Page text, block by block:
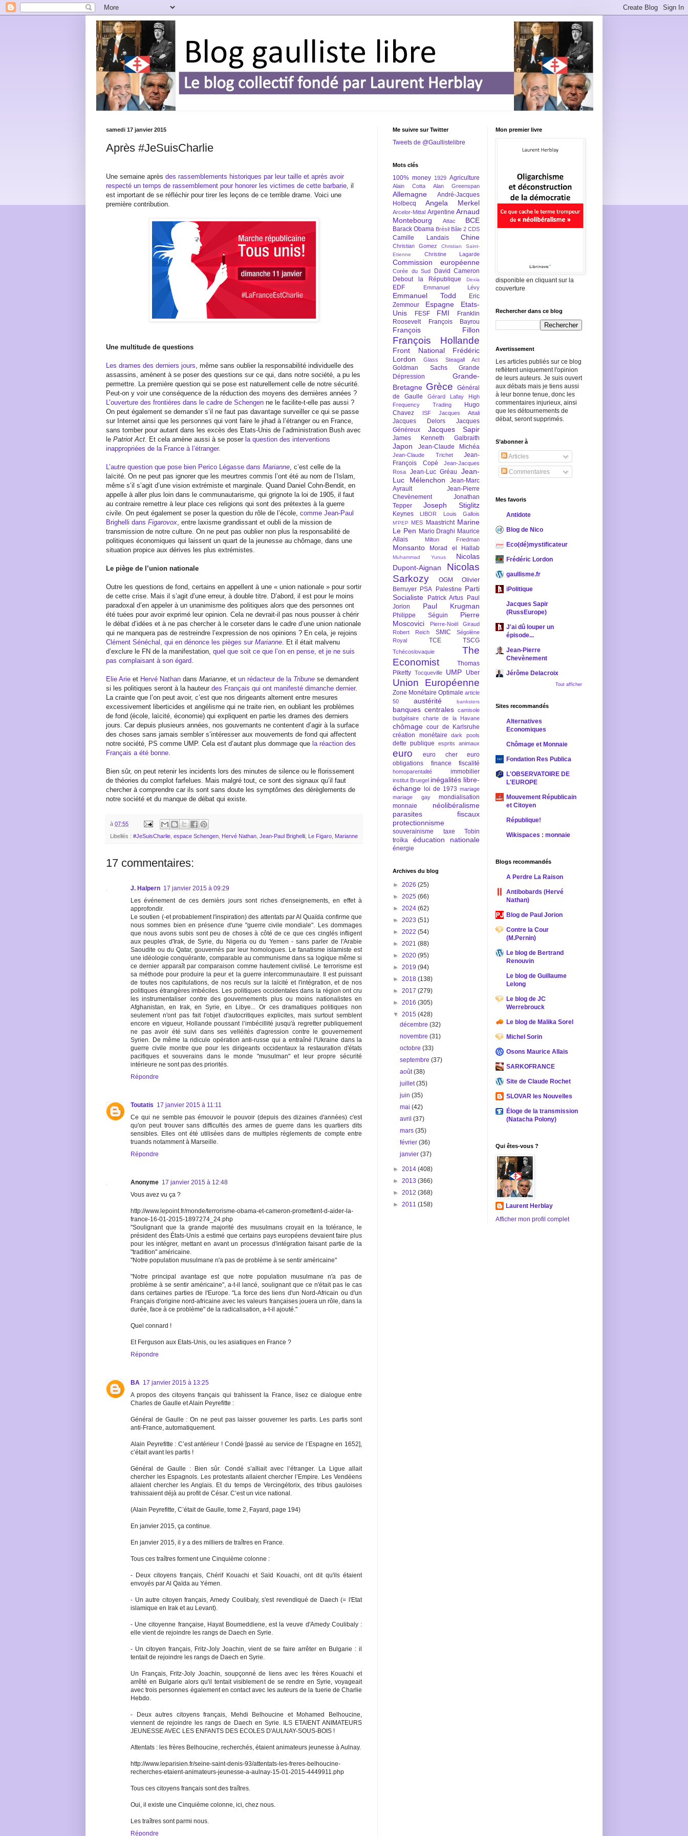
samedi 17 janvier 2015
Après #JeSuisCharlie
Une semaine après des rassemblements historiques par leur taille et après avoir
respecté un temps de rassemblement pour honorer les victimes de cette barbarie , il
est important de se réfléchir pour tirer les leçons de ce terrible drame. Voici une
première contribution.
Une multitude de questions
Les drames des derniers jours , même sans oublier la responsabilité individuelle des
assassins, amènent à se poser des questions sur ce qui, dans notre société, a pu les
permettre. La première question qui se pose est naturellement celle de notre sécurité.
Peut-on y voir une conséquence de la réduction des moyens des dernières années ?
L’ouverture des frontières dans le cadre de Schengen ne le facilite-t-elle pas aussi ?
On peut également se demander s’il ne faut pas davantage surveiller ce qui se passe
sur Internet ainsi que les personnes qui vont faire le jihad à l’étranger ou en France,
sans tomber pour autant dans les excès des Etats-Unis de l’administration Bush avec
le Patriot Act . Et cela amène aussi à se poser la question des interventions
inappropriées de la France à l’étranger.
L’autre question que pose bien Perico Légasse dans Marianne , c’est celle de la
laïcité. On ne peut pas ignorer que les meurtres commis l’ont été au nom de l’Islam,
même s’il s’agit d’une vision extrémiste et marginale. Quand Daniel Cohn-Bendit, en
appelle à aller plus loin dans le communautarisme, qui grignote la loi de 1905, il faut
au contraire remettre à leur place ces religions qui sont des prétextes à la guerre
civile. On peut également se poser la question du rôle de l’école, comme Jean-Paul
Brighelli dans Figarovox , entre laxisme grandissant et oubli de la mission de
transmission de notre culture. On ne peut pas oublier non plus la responsabilité de
politiques économiques qui laissent un quart de la jeunesse au chômage, dans une
situation propice aux dérives les plus extrémistes.
Le piège de l’union nationale
Outre les questions de fond, certains en appellent à une « union nationale » pour sortir
de cette crise. Mais il s’agit d’une erreur, à double titre. D’abord, il est pour le moins
paradoxal d’en appeler à un unanimisme des politiques alors que des personnes ont
été tuées pour avoir exprimé leur opinion. Cela ne devrait-il pas nous pousser à chérir
le débat d’idées et à ne pas chercher à le corseter dans le cadre d’une union nationale
qui ne manquera pas de restreindre l’expression de nos opinions ? En cela, je rejoins
Clément Sénéchal, qui en dénonce les pièges sur Marianne . Et il était malvenu
d’exclure le FN de la manifestation, quel que soit ce que l’on en pense, et je ne suis
pas complaisant à son égard
Elie Arie et Hervé Nathan dans Marianne , et un rédacteur de la Tribune se demandent
si les politiques seront à la hauteur des Français qui ont manifesté dimanche dernier.
La crainte que l’on peut avoir, c’est que nos dirigeants alternent entre mesures
excessivement liberticides et angélisme qui ne traite rien, en oubliant les problèmes
de fond (école, laïcité, économie) qui expliquent en partie les drames des derniers
jours. Car depuis plusieurs années, nos gouvernants ne contentent d’agir à la surface
des choses sans jamais sembler s’intéresser aux mouvements de fond qui affectent
notre société, PS comme UMP. Cela est d’autant plus dommage que la réaction des
Français a été bonne
Bien sûr, on peut retenir les incidents lors des minutes de silence ou le florissement
de théories du complot farfelues. Mais malgré tout, ce sont des signaux qu’il faut
chercher à comprendre car ils sont sans doute les symptômes des dérèglements de
notre société et du manque de débat qui existe.
à 07:55
Libellés : #JeSuisCharlie espace Schengen Hervé Nathan Jean-Paul Brighelli Le Figaro Marianne
17 commentaires:
J. Halpern 17 janvier 2015 à 09:29
Les événement de ces dernièrs jours sont riches d'enseignements, en effet à
approfondir.
Le soutien (-et probablement l'inspiration) des attentats par Al Quaïda confirme que
nous sommes bien en présence d'une "guerre civile mondiale". Les dommages
que nous avons subis sont peu de choses à côté de ce que ces cinglés infligent
aux peuples d'Irak, de Syrie, du Nigeria ou du Yemen - sans parler de l'Arabie
Saoudite ou du Qatar, gouvernés par leur homologues. Le fanatisme islamiste est
une idéologie conquérante, comparable au communisme dans sa logique même si
ce dernier apparaît par comparaison comme hautement civilisé. Le terrorisme est
sa méthode pour produire la peur et la guerre intercommunautaire. Il est puissant
de toutes nos capitulations, de nos reculs sur la laïcité et l'intégration, et de nos
politiques étrangères imbéciles. Les politiques occidentales dans la région ont cru
les instrumentaliser contre des gouvernements plus ou moins nationalistes en
Afghanistan, en Irak, en Syrie, en Libye... Or ces dramatiques politiques non
seulement n'ont pas fait l'objet d'autocritiques explicites, mais surtout semblent
encore en vigueur, Hollande poussant l’imbécillité jusqu'à regretter publiquement
ne pas avoir été suivi dans ses velléités d'agression contre le gouvernement
Syrien. De même la ridicule opération anti-russe qui a entraîné l'Ukraine dans la
guerre civile montre que pour les dirigeants occidentaux la restauration d'états
pacifiques et souverains dans le monde "musulman" et leur propre sécurité
intérieure ne sont pas des priorités.
Répondre
Toutatis 17 janvier 2015 à 11:11
Ce qui ne semble pas émouvoir le pouvoir (depuis des dizaines d'années) c'est
qu'on peut trouver sans difficultés des armes de guerre dans les quartiers dits
sensibles. Elles ont été utilisées dans de multiples règlements de compte entre
truands notamment à Marseille.
Répondre
Anonyme 17 janvier 2015 à 12:48
Vous avez vu ça ?
http://www.lepoint.fr/monde/terrorisme-obama-et-cameron-promettent-d-aider-la-
france-16-01-2015-1897274_24.php
"Soulignant que la grande majorité des musulmans croyait en la tolérance, le
président des États-Unis a estimé que certains pays européens devaient faire plus
pour les intégrer, mettant en avant un processus d'intégration faisant partie de la
"tradition" américaine.
"Notre population musulmane n'a pas de problème à se sentir américaine"
"Notre principal avantage est que notre population musulmane n'a pas de
problème à se sentir américaine", a-t-il lancé, soulignant que ce n'était pas le cas
dans certaines parties de l'Europe. "La force des liens d'un Nord-Africain ou d'un
Français d'origine nord-africaine avec les valeurs françaises jouera un rôle, dans la
durée, face à ce problème" de la radicalisation, a-t-il ajouté."
Quel connard !
Et Ferguson aux Etats-Unis, ou les asiatiques en France ?
Répondre
BA 17 janvier 2015 à 13:25
A propos des citoyens français qui trahissent la France, lisez ce dialogue entre
Charles de Gaulle et Alain Peyrefitte :
Général de Gaulle : On ne peut pas laisser gouverner les partis. Les partis sont
anti-France, automatiquement.
Alain Peyrefitte : C’est antérieur ! Condé [passé au service de l’Espagne en 1652],
c’était avant les partis !
Général de Gaulle : Bien sûr. Condé s’alliait avec l’étranger. La Ligue allait
chercher les Espagnols. Les protestants allaient chercher l’Empire. Les Vendéens
allaient chercher les Anglais. Et du temps de Vercingétorix, des tribus gauloises
trahissaient déjà au profit de César. C’est un vice national.
(Alain Peyrefitte, C’était de Gaulle, tome 2, Fayard, page 194)
En janvier 2015, ça continue.
En janvier 2015, il y a des milliers de traîtres en France.
Tous ces traîtres forment une Cinquième colonne :
- Deux citoyens français, Chérif Kouachi et Saïd Kouachi, ont dit qu'ils étaient
envoyés par Al Qaïda au Yémen.
- Un autre citoyen français, Amedy Coulibaly, s'est revendiqué de Daech (= l'Etat
islamique en Irak et au Levant).
- Une citoyenne française, Hayat Boumeddiene, est la veuve d'Amedy Coulibaly :
elle vient de rejoindre les rangs de Daech en Syrie.
- Un citoyen français, Fritz-Joly Joachin, vient de se faire arrêter en Bulgarie : il
tentait de rejoindre les rangs de Daech en Syrie.
Un Français, Fritz-Joly Joachin, soupçonné de liens avec les frères Kouachi et
arrêté en Bulgarie alors qu'il tentait visiblement de se rendre en Syrie, voyageait
avec trois personnes également en contact avec les auteurs de la tuerie de Charlie
Hebdo.
- Deux autres citoyens français, Mehdi Belhoucine et Mohamed Belhoucine,
viennent de rejoindre les rangs de Daech en Syrie. ILS ETAIENT ANIMATEURS
JEUNESSE AVEC LES ENFANTS DES ECOLES D'AULNAY-SOUS-BOIS !
Attentats : les frères Belhoucine, recherchés, étaient animateurs jeunesse à Aulnay.
http://www.leparisien.fr/seine-saint-denis-93/attentats-les-freres-belhoucine-
recherches-etaient-animateurs-jeunesse-a-aulnay-15-01-2015-4449911.php
Tous ces citoyens français sont des traîtres.
Oui, il existe une Cinquième colonne, ici, chez nous.
Les traîtres sont parmi nous.
Répondre
Me suivre sur Twitter
Tweets de @Gaullistelibre
Mots clés
100% money 1929 Agriculture
Alain Cotta Alan Greenspan
Allemagne
André-Jacques
Holbecq
Angela Merkel
Arcelor-Mittal Argentine Arnaud
Montebourg
Attac BCE
Barack Obama Brésil Bâle 2 CDS
Camille Landais Chine
Christian Gomez
Christian Saint-
Etienne
Christine Lagarde
Commission européenne
Corée du Sud
David Cameron
Debout la République
Dexia
EDF Emmanuel Lévy
Emmanuel Todd
Eric
Zemmour
Espagne
Etats-
Unis
FESF FMI
Franklin
Roosevelt
François Bayrou
François Fillon
François Hollande
Front National
Frédéric
Lordon
Glass Steagall Act
Goldman Sachs
Grande
Dépression
Grande-
Bretagne Grèce
Général
de Gaulle
Gérard Lafay
High
Frequency Trading
Hugo
Chavez
ISF Jacques Attali
Jacques Delors
Jacques
Généreux
Jacques Sapir
James Kenneth Galbraith
Japon Jean-Claude Michéa
Jean-Claude Trichet
Jean-
François Copé
Jean-Jacques
Rosa
Jean-Luc Gréau
Jean-
Luc Mélenchon
Jean-Marc
Ayrault
Jean-Pierre
Chevènement
Jonathan
Tepper
Joseph Stiglitz
Keynes LIBOR Louis Gallois
M'PEP MES Maastricht Marine
Le Pen Mario Draghi Maurice
Allais
Milton Friedman
Monsanto Morad el Hallab
Muhammad Yunus
Nicolas
Dupont-Aignan
Nicolas
Sarkozy
OGM
Olivier
Berruyer PSA Palestine Parti
Socialiste
Patrick Artus
Paul
Jorion
Paul Krugman
Philippe Séguin
Pierre
Moscovici
Pierre-Noël Giraud
Robert Reich
SMIC
Ségolène
Royal
TCE TSCG
Tchécoslovaquie
The
Economist
Thomas
Piketty Tocqueville UMP Uber
Union Européenne
Zone Monétaire Optimale article
50
austérité banksters
banques centrales camisole
budgétaire
charte de la Havane
chômage cour de Karlsruhe
création monétaire
dark pools
dette publique esprits animaux
euro euro cher
euro
obligations
finance fiscalité
homoparentalité immobilier
institut Bruegel inégalités libre-
échange
loi de 1973 mariage
mariage gay
mondialisation
monnaie
néolibéralisme
parasites fiscaux
protectionnisme
souverainisme
taxe Tobin
troïka
éducation nationale
énergie
Archives du blog
► 2026 (25)
► 2025 (66)
► 2024 (62)
► 2023 (51)
► 2022 (54)
► 2021 (88)
► 2020 (95)
► 2019 (94)
► 2018 (138)
► 2017 (279)
► 2016 (305)
▼ 2015 (428)
décembre(32)
novembre(31)
octobre(33)
septembre(37)
août(38)
juillet(35)
juin(35)
mai(42)
avril(37)
mars(35)
février(36)
janvier(37)
► 2014 (408)
► 2013 (366)
► 2012 (368)
► 2011 (158)
Mon premier livre
disponible en cliquant sur la
couverture
Rechercher dans ce blog
Avertissement
Les articles publiés sur ce blog
reflètent uniquement l'opinion
de leurs auteurs. Je suis ouvert
aux débats mais je tiens aussi
à leur bonne tenue, donc les
commentaires injurieux, ainsi
que les détournements de
débat, seront supprimés.
S’abonner à
Articles
Commentaires
Mes favoris
Antidote
Blog de Nico
Eco(dé)mystificateur
Frédéric Lordon
gaullisme.fr
iPolitique
Jacques Sapir
(RussEurope)
J'ai dû louper un
épisode...
Jean-Pierre
Chevènement
Jérôme Delacroix
Tout afficher
Sites recommandés
Alternatives
Economiques
Chômage et Monnaie
Fondation Res Publica
L'OBSERVATOIRE DE
L'EUROPE
Mouvement Républicain
et Citoyen
République!
Wikispaces : monnaie
Blogs recommandés
A Perdre La Raison
Antibobards (Hervé
Nathan)
Blog de Paul Jorion
Contre la Cour
(M.Pernin)
Le blog de Bertrand
Renouvin
Le blog de Guillaume
Lelong
Le blog de JC
Werrebrouck
Le blog de Malika Sorel
Michel Sorin
Osons Maurice Allais
SARKOFRANCE
Site de Claude Rochet
SLOVAR les Nouvelles
Éloge de la transmission
(Natacha Polony)
Qui êtes-vous ?
Laurent Herblay
Afficher mon profil complet